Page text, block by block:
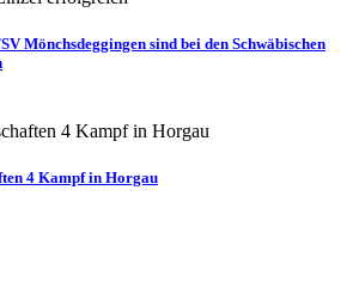
Mönchsdeggingen sind bei den Schwäbischen
4 Kampf in Horgau